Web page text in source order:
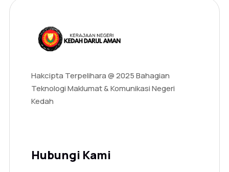
Hakcipta Terpelihara @ 2025 Bahagian
Teknologi Maklumat & Komunikasi Negeri
Kedah
Hubungi Kami